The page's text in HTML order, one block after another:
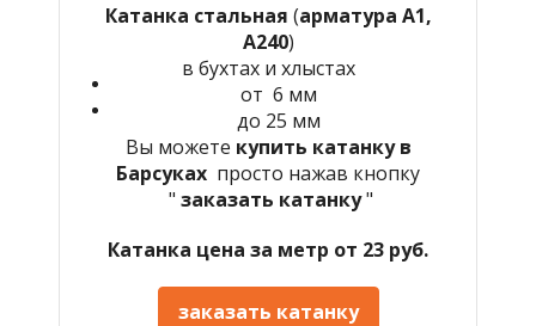
Катанка стальная (арматура А1,
А240)
в бухтах и хлыстах
от 6 мм
до 25 мм
Вы можете купить катанку в
Барсуках просто нажав кнопку
" заказать катанку"
Катанка цена за метр от 23 руб.
заказать катанку